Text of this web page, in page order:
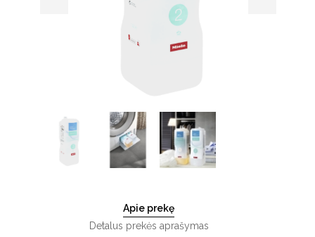
Apie prekę
Detalus prekės aprašymas